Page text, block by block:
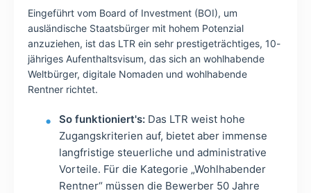
Eingeführt vom Board of Investment (BOI), um
ausländische Staatsbürger mit hohem Potenzial
anzuziehen, ist das LTR ein sehr prestigeträchtiges, 10-
jähriges Aufenthaltsvisum, das sich an wohlhabende
Weltbürger, digitale Nomaden und wohlhabende
Rentner richtet.
So funktioniert's: Das LTR weist hohe
Zugangskriterien auf, bietet aber immense
langfristige steuerliche und administrative
Vorteile. Für die Kategorie „Wohlhabender
Rentner“ müssen die Bewerber 50 Jahre